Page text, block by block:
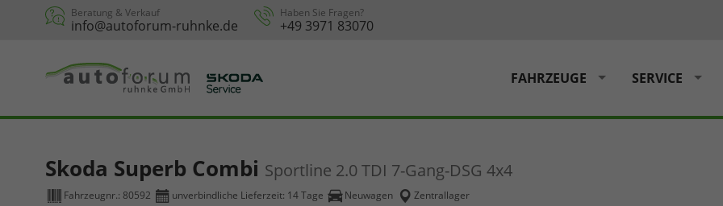
Beratung & Verkauf
info@autoforum-ruhnke.de
Haben Sie Fragen?
+49 3971 83070
FAHRZEUGE SERVICE
Skoda Superb Combi Sportline 2.0 TDI 7-Gang-DSG 4x4
Fahrzeugnr.: 80592 unverbindliche Lieferzeit: 14 Tage Neuwagen Zentrallager